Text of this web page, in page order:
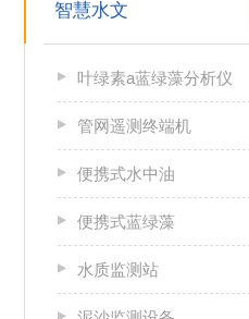
智慧水文
叶绿素a蓝绿藻分析仪
管网遥测终端机
便携式水中油
便携式蓝绿藻
水质监测站